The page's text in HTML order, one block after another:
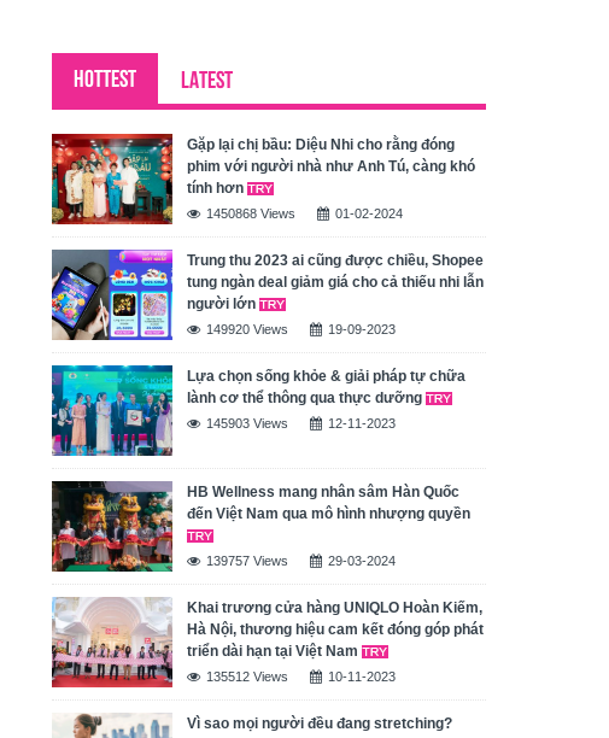
HOTTEST LATEST
Gặp lại chị bầu: Diệu Nhi cho rằng đóng
phim với người nhà như Anh Tú, càng khó
tính hơn
1450868 Views 01-02-2024
Trung thu 2023 ai cũng được chiều, Shopee
tung ngàn deal giảm giá cho cả thiếu nhi lẫn
người lớn
149920 Views 19-09-2023
Lựa chọn sống khỏe & giải pháp tự chữa
lành cơ thể thông qua thực dưỡng
145903 Views 12-11-2023
HB Wellness mang nhân sâm Hàn Quốc
đến Việt Nam qua mô hình nhượng quyền
139757 Views 29-03-2024
Khai trương cửa hàng UNIQLO Hoàn Kiếm,
Hà Nội, thương hiệu cam kết đóng góp phát
triển dài hạn tại Việt Nam
135512 Views 10-11-2023
Vì sao mọi người đều đang stretching?